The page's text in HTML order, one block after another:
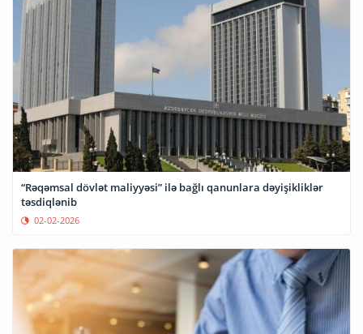
“Rəqəmsal dövlət maliyyəsi” ilə bağlı qanunlara dəyişikliklər
təsdiqlənib
02-02-2026